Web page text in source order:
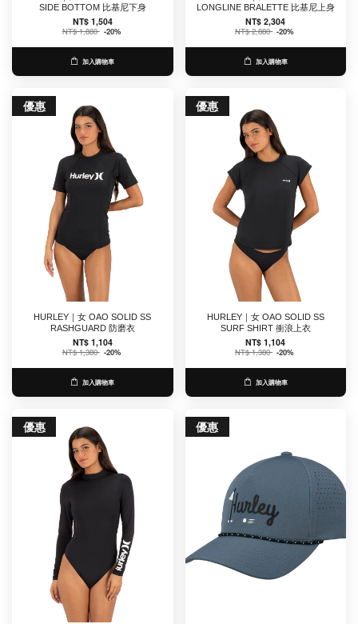
SIDE BOTTOM 比基尼下身
NT$ 1,504
NT$ 1,880 -20%
加入購物車
LONGLINE BRALETTE 比基尼上身
NT$ 2,304
NT$ 2,880 -20%
加入購物車
優惠
HURLEY｜女 OAO SOLID SS
RASHGUARD 防磨衣
NT$ 1,104
NT$ 1,380 -20%
加入購物車
優惠
HURLEY｜女 OAO SOLID SS
SURF SHIRT 衝浪上衣
NT$ 1,104
NT$ 1,380 -20%
加入購物車
優惠 優惠